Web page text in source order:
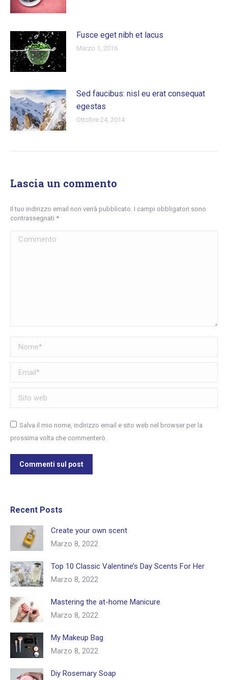
Fusce eget nibh et lacus
Marzo 1, 2016
Sed faucibus: nisl eu erat consequat
egestas
Ottobre 24, 2014
Lascia un commento
Il tuo indirizzo email non verrà pubblicato. I campi obbligatori sono
contrassegnati *
Commento
Nome *
Email *
Sito web
Salva il mio nome, indirizzo email e sito web nel browser per la
prossima volta che commenterò.
Commenti sul post
Recent Posts
Create your own scent
Marzo 8, 2022
Top 10 Classic Valentine’s Day Scents For Her
Marzo 8, 2022
Mastering the at-home Manicure
Marzo 8, 2022
My Makeup Bag
Marzo 8, 2022
Diy Rosemary Soap